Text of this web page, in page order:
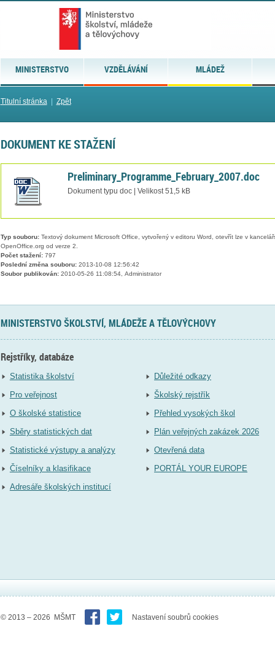
MINISTERSTVO VZDĚLÁVÁNÍ MLÁDEŽ
Titulní stránka| Zpět
DOKUMENT KE STAŽENÍ
Preliminary_Programme_February_2007.doc
Dokument typu doc | Velikost 51,5 kB
Typ souboru:Textový dokument Microsoft Office, vytvořený v editoru Word, otevřít lze v
OpenOffice.org od verze 2.
Počet stažení:797
Poslední změna souboru:2013-10-08 12:56:42
Soubor publikován:2010-05-26 11:08:54, Administrator
MINISTERSTVO ŠKOLSTVÍ, MLÁDEŽE A TĚLOVÝCHOVY
Rejstříky, databáze
Statistika školství
Pro veřejnost
O školské statistice
Sběry statistických dat
Statistické výstupy a analýzy
Číselníky a klasifikace
Adresáře školských institucí
Důležité odkazy
Školský rejstřík
Přehled vysokých škol
Plán veřejných zakázek 2026
Otevřená data
PORTÁL YOUR EUROPE
© 2013 – 2026 MŠMT Nastavení soubrů cookies